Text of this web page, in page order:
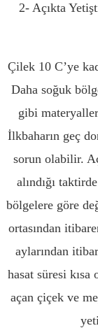
2- Açıkta
Çilek 10 C’ye
Daha soğuk
gibi
İlkbaharın geç
sorun olabilir.
alındığı
bölgelere göre
ortasından
aylarından
hasat süresi kısa
açan çiçek ve